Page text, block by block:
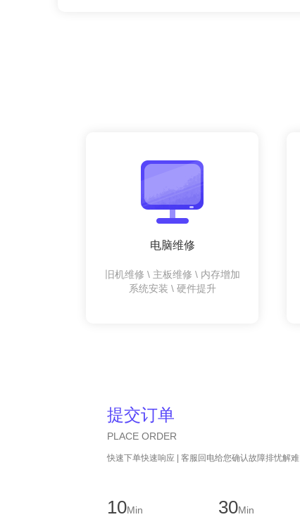
电脑维修
旧机维修 \ 主板维修 \ 内存增加
系统安装 \ 硬件提升
提交订单
PLACE ORDER
快速下单快速响应 | 客服回电给您确认故障排忧解难
10Min
30Min